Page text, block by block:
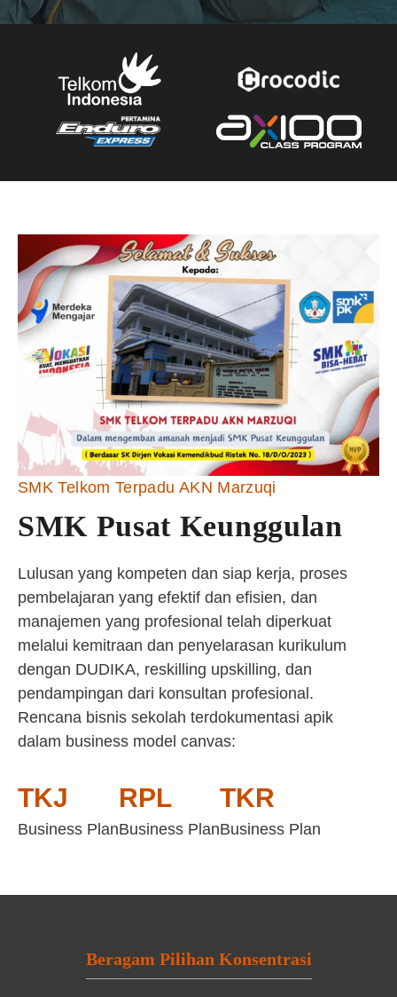
SMK Telkom Terpadu AKN Marzuqi
SMK Pusat Keunggulan
Lulusan yang kompeten dan siap kerja, proses
pembelajaran yang efektif dan efisien, dan
manajemen yang profesional telah diperkuat
melalui kemitraan dan penyelarasan kurikulum
dengan DUDIKA, reskilling upskilling, dan
pendampingan dari konsultan profesional.
Rencana bisnis sekolah terdokumentasi apik
dalam business model canvas:
TKJ
Business Plan
RPL
Business Plan
TKR
Business Plan
Beragam Pilihan Konsentrasi